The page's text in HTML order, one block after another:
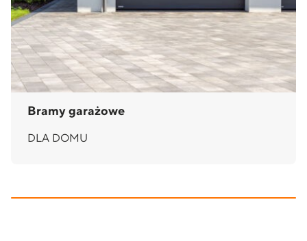
Bramy garażowe
DLA DOMU